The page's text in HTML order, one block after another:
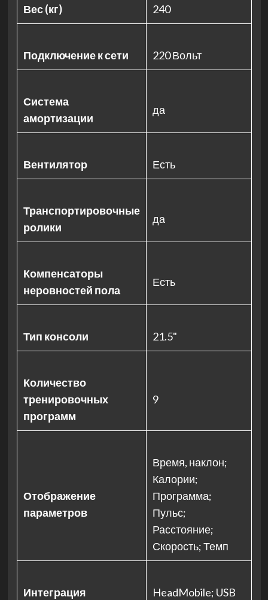
Вес (кг) 240
Подключение к сети 220 Вольт
Система
амортизации
да
Вентилятор Есть
Транспортировочные
ролики
да
Компенсаторы
неровностей пола
Есть
Тип консоли 21.5"
Количество
тренировочных
программ
9
Отображение
параметров
Время, наклон;
Калории;
Программа;
Пульс;
Расстояние;
Скорость; Темп
Интеграция HeadMobile; USB